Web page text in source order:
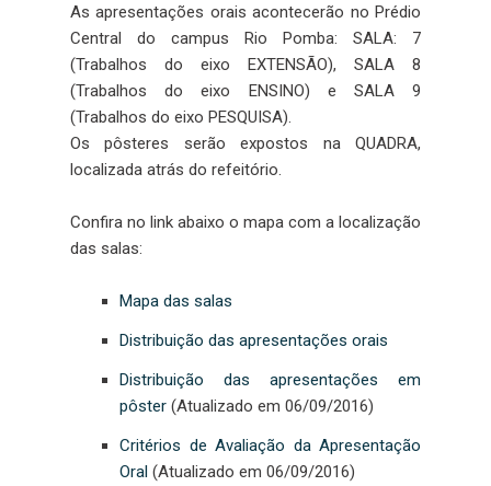
As apresentações orais acontecerão no Prédio
Central do campus Rio Pomba: SALA: 7
(Trabalhos do eixo EXTENSÃO), SALA 8
(Trabalhos do eixo ENSINO) e SALA 9
(Trabalhos do eixo PESQUISA).
Os pôsteres serão expostos na QUADRA,
localizada atrás do refeitório.
Confira no link abaixo o mapa com a localização
das salas:
Mapa das salas
Distribuição das apresentações orais
Distribuição das apresentações em
pôster (Atualizado em 06/09/2016)
Critérios de Avaliação da Apresentação
Oral (Atualizado em 06/09/2016)